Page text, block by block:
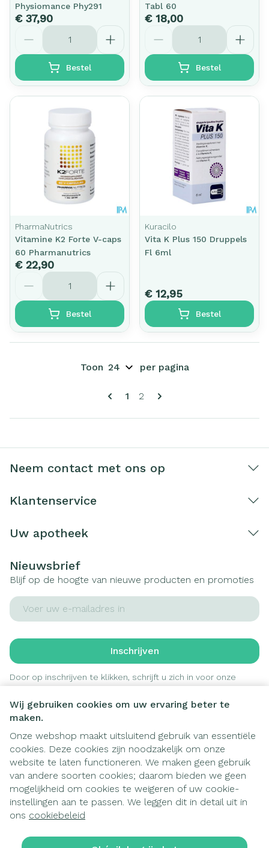
Wij gebruiken cookies om uw ervaring beter te
maken.
Onze webshop maakt uitsluitend gebruik van essentiële
cookies. Deze cookies zijn noodzakelijk om onze
website te laten functioneren. We maken geen gebruik
van andere soorten cookies; daarom bieden we geen
mogelijkheid om cookies te weigeren of uw cookie-
instellingen aan te passen. We leggen dit in detail uit in
ons cookiebeleid
Physiomance Phy291
€ 37,90
Aantal
Bestel
Tabl 60
€ 18,00
Aantal
Bestel
PharmaNutrics
Vitamine K2 Forte V-caps
60 Pharmanutrics
€ 22,90
Aantal
Bestel
Kuracilo
Vita K Plus 150 Druppels
Fl 6ml
€ 12,95
Bestel
U lees momenteel pagina
1 Pagina
2
Toon per pagina
Neem contact met ons op
Klantenservice
Uw apotheek
Nieuwsbrief
Blijf op de hoogte van nieuwe producten en promoties
E-mail adres
Inschrijven
Door op inschrijven te klikken, schrijft u zich in voor onze
nieuwsbrief en gaat u akkoord met onzeprivacy policy.
Juridische links